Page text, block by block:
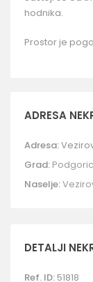
hodnika.
Prostor je
ADRESA
Adresa:
Grad:
Naselje:
DETALJI
Ref. ID: 51818